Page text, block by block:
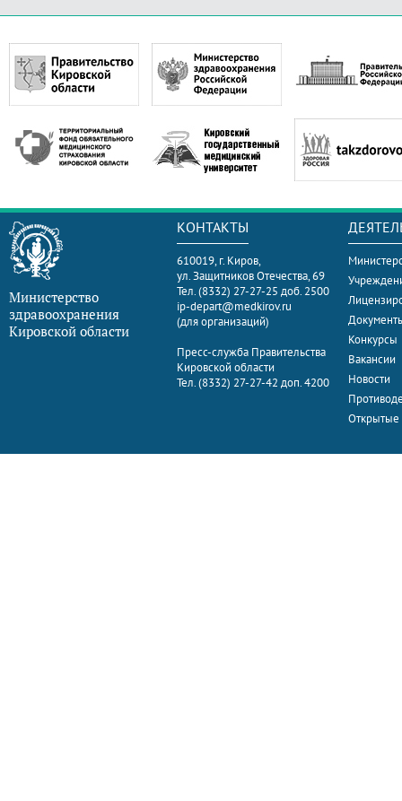
Министерство
здравоохранения
Кировской области
КОНТАКТЫ
610019, г. Киров,
ул. Защитников Отечества, 69
Тел. (8332) 27-27-25 доб. 2500
ip-depart@medkirov.ru
(для организаций)
Пресс-служба Правительства
Кировской области
Тел. (8332) 27-27-42 доп. 4200
Конкурсы
Вакансии
Новости